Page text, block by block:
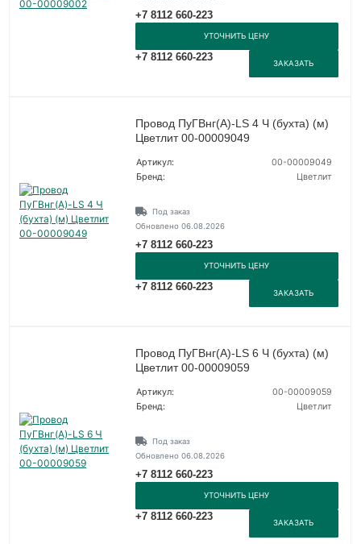
+7 8112 660-223
УТОЧНИТЬ ЦЕНУ
+7 8112 660-223
ЗАКАЗАТЬ
Провод ПуГВнг(A)-LS 4 Ч (бухта) (м)
Цветлит 00-00009049
Артикул:
00-00009049
Бренд:
Цветлит
Под заказ
Обновлено 06.08.2026
+7 8112 660-223
УТОЧНИТЬ ЦЕНУ
+7 8112 660-223
ЗАКАЗАТЬ
Провод ПуГВнг(A)-LS 6 Ч (бухта) (м)
Цветлит 00-00009059
Артикул:
00-00009059
Бренд:
Цветлит
Под заказ
Обновлено 06.08.2026
+7 8112 660-223
УТОЧНИТЬ ЦЕНУ
+7 8112 660-223
ЗАКАЗАТЬ